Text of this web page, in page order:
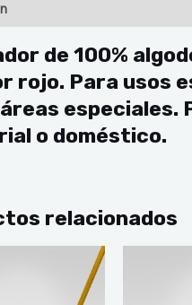
de 100%
rojo. Para usos
especiales.
o doméstico.
relacionados